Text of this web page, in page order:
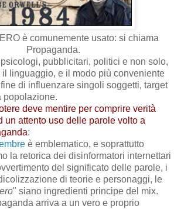
è comunemente usato: si chiama
Propaganda.
pubblicitari, politici e non solo,
linguaggio, e il modo più conveniente
di influenzare singoli soggetti, target
popolazione.
deve mentire per comprire verità
un attento uso delle parole volto a
:
è emblematico, e soprattutto
la retorica dei disinformatori internettari
del significato delle parole, i
di teorie e personaggi, le
" siano ingredienti principe del mix.
arriva a un vero e proprio